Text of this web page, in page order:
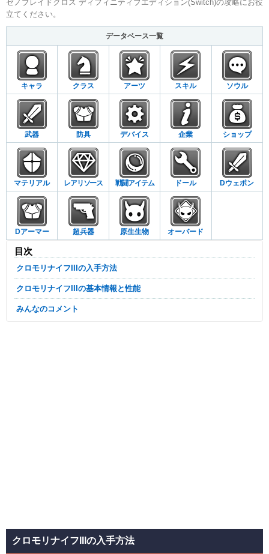
ゼノブレイドクロス ディフィニティブエディション(Switch)の攻略にお役
立てください。
データベース一覧
キャラ クラス アーツ スキル ソウル
武器 防具 デバイス 企業 ショップ
マテリアル レアリソース 戦闘アイテム ドール Dウェポン
Dアーマー 超兵器 原生生物 オーバード
目次
クロモリナイフIIIの入手方法
クロモリナイフIIIの基本情報と性能
みんなのコメント
クロモリナイフIIIの入手方法